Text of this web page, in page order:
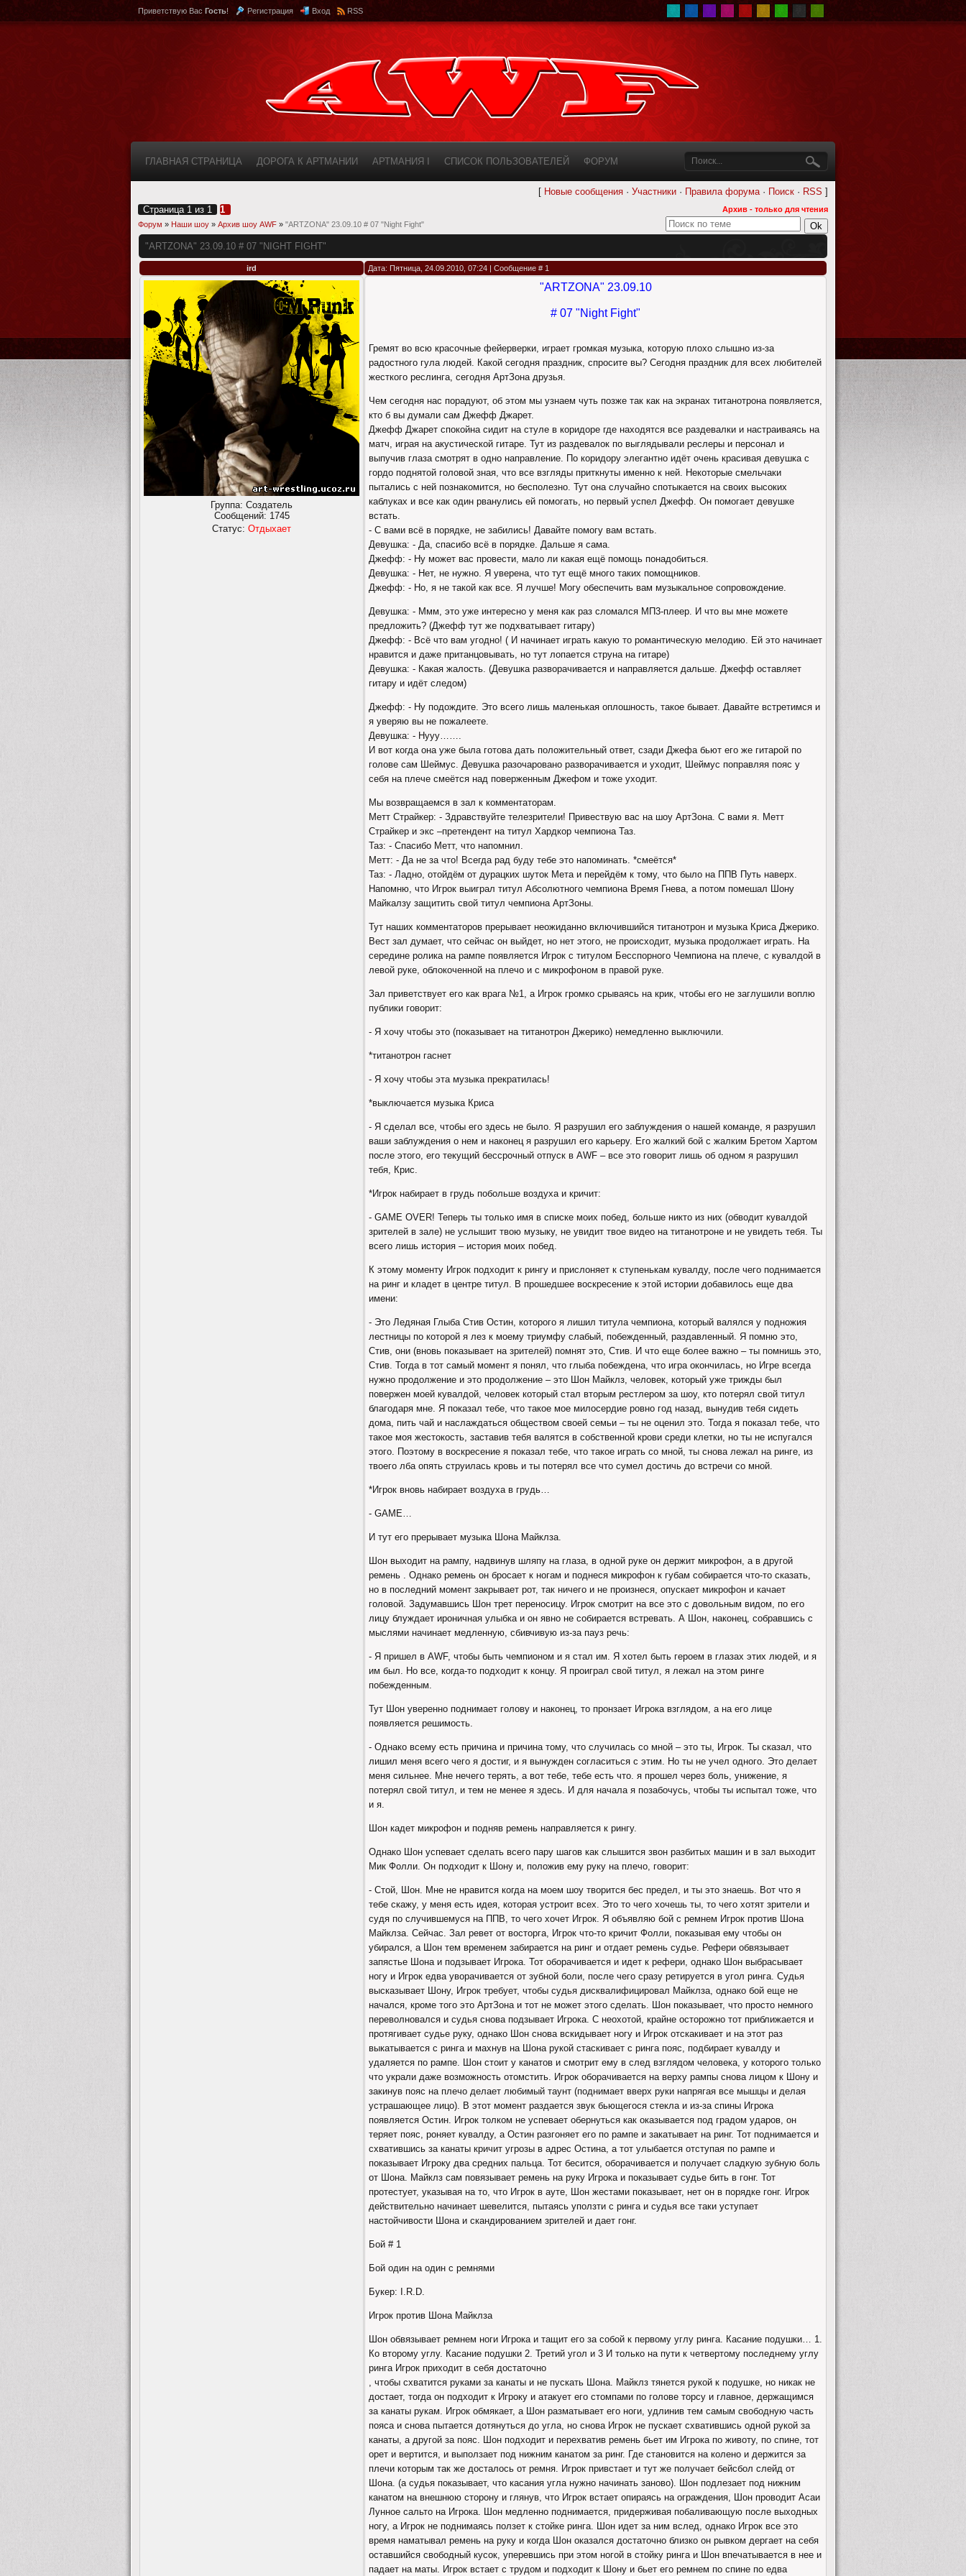
Приветствую Вас Гость! Регистрация Вход RSS
ГЛАВНАЯ СТРАНИЦА ДОРОГА К АРТМАНИИ АРТМАНИЯ I СПИСОК ПОЛЬЗОВАТЕЛЕЙ ФОРУМ
[ Новые сообщения · Участники · Правила форума· Поиск · RSS ]
Страница 1 из 1 1
Архив - только для чтения
Форум » Наши шоу » Архив шоу AWF » "АRТZONA" 23.09.10 # 07 "Night Fight"
"АRТZONA" 23.09.10 # 07 "NIGHT FIGHT"
ird Дата: Пятница, 24.09.2010, 07:24 | Сообщение # 1
Группа: Создатель
Сообщений: 1745
Статус: Отдыхает
"АRТZONA" 23.09.10
# 07 "Night Fight"
Гремят во всю красочные фейерверки, играет громкая музыка, которую плохо слышно из-за
радостного гула людей. Какой сегодня праздник, спросите вы? Сегодня праздник для всех любителей
жесткого реслинга, сегодня АртЗона друзья.
Чем сегодня нас порадуют, об этом мы узнаем чуть позже так как на экранах титанотрона появляется,
кто б вы думали сам Джефф Джарет.
Джефф Джарет спокойна сидит на стуле в коридоре где находятся все раздевалки и настраиваясь на
матч, играя на акустической гитаре. Тут из раздевалок по выглядывали реслеры и персонал и
выпучив глаза смотрят в одно направление. По коридору элегантно идёт очень красивая девушка с
гордо поднятой головой зная, что все взгляды приткнуты именно к ней. Некоторые смельчаки
пытались с ней познакомится, но бесполезно. Тут она случайно спотыкается на своих высоких
каблуках и все как один рванулись ей помогать, но первый успел Джефф. Он помогает девушке
встать.
- С вами всё в порядке, не забились! Давайте помогу вам встать.
Девушка: - Да, спасибо всё в порядке. Дальше я сама.
Джефф: - Ну может вас провести, мало ли какая ещё помощь понадобиться.
Девушка: - Нет, не нужно. Я уверена, что тут ещё много таких помощников.
Джефф: - Но, я не такой как все. Я лучше! Могу обеспечить вам музыкальное сопровождение.
Девушка: - Ммм, это уже интересно у меня как раз сломался МП3-плеер. И что вы мне можете
предложить? (Джефф тут же подхватывает гитару)
Джефф: - Всё что вам угодно! ( И начинает играть какую то романтическую мелодию. Ей это начинает
нравится и даже пританцовывать, но тут лопается струна на гитаре)
Девушка: - Какая жалость. (Девушка разворачивается и направляется дальше. Джефф оставляет
гитару и идёт следом)
Джефф: - Ну подождите. Это всего лишь маленькая оплошность, такое бывает. Давайте встретимся и
я уверяю вы не пожалеете.
Девушка: - Нууу…….
И вот когда она уже была готова дать положительный ответ, сзади Джефа бьют его же гитарой по
голове сам Шеймус. Девушка разочаровано разворачивается и уходит, Шеймус поправляя пояс у
себя на плече смеётся над поверженным Джефом и тоже уходит.
Мы возвращаемся в зал к комментаторам.
Метт Страйкер: - Здравствуйте телезрители! Привествую вас на шоу АртЗона. С вами я. Метт
Страйкер и экс –претендент на титул Хардкор чемпиона Таз.
Таз: - Спасибо Метт, что напомнил.
Метт: - Да не за что! Всегда рад буду тебе это напоминать. *смеётся*
Таз: - Ладно, отойдём от дурацких шуток Мета и перейдём к тому, что было на ППВ Путь наверх.
Напомню, что Игрок выиграл титул Абсолютного чемпиона Время Гнева, а потом помешал Шону
Майкалзу защитить свой титул чемпиона АртЗоны.
Тут наших комментаторов прерывает неожиданно включившийся титанотрон и музыка Криса Джерико.
Вест зал думает, что сейчас он выйдет, но нет этого, не происходит, музыка продолжает играть. На
середине ролика на рампе появляется Игрок с титулом Бесспорного Чемпиона на плече, с кувалдой в
левой руке, облокоченной на плечо и с микрофоном в правой руке.
Зал приветствует его как врага №1, а Игрок громко срываясь на крик, чтобы его не заглушили воплю
публики говорит:
- Я хочу чтобы это (показывает на титанотрон Джерико) немедленно выключили.
*титанотрон гаснет
- Я хочу чтобы эта музыка прекратилась!
*выключается музыка Криса
- Я сделал все, чтобы его здесь не было. Я разрушил его заблуждения о нашей команде, я разрушил
ваши заблуждения о нем и наконец я разрушил его карьеру. Его жалкий бой с жалким Бретом Хартом
после этого, его текущий бессрочный отпуск в AWF – все это говорит лишь об одном я разрушил
тебя, Крис.
*Игрок набирает в грудь побольше воздуха и кричит:
- GAME OVER! Теперь ты только имя в списке моих побед, больше никто из них (обводит кувалдой
зрителей в зале) не услышит твою музыку, не увидит твое видео на титанотроне и не увидеть тебя. Ты
всего лишь история – история моих побед.
К этому моменту Игрок подходит к рингу и прислоняет к ступенькам кувалду, после чего поднимается
на ринг и кладет в центре титул. В прошедшее воскресение к этой истории добавилось еще два
имени:
- Это Ледяная Глыба Стив Остин, которого я лишил титула чемпиона, который валялся у подножия
лестницы по которой я лез к моему триумфу слабый, побежденный, раздавленный. Я помню это,
Стив, они (вновь показывает на зрителей) помнят это, Стив. И что еще более важно – ты помнишь это,
Стив. Тогда в тот самый момент я понял, что глыба побеждена, что игра окончилась, но Игре всегда
нужно продолжение и это продолжение – это Шон Майклз, человек, который уже трижды был
повержен моей кувалдой, человек который стал вторым рестлером за шоу, кто потерял свой титул
благодаря мне. Я показал тебе, что такое мое милосердие ровно год назад, вынудив тебя сидеть
дома, пить чай и наслаждаться обществом своей семьи – ты не оценил это. Тогда я показал тебе, что
такое моя жестокость, заставив тебя валятся в собственной крови среди клетки, но ты не испугался
этого. Поэтому в воскресение я показал тебе, что такое играть со мной, ты снова лежал на ринге, из
твоего лба опять струилась кровь и ты потерял все что сумел достичь до встречи со мной.
*Игрок вновь набирает воздуха в грудь…
- GAME…
И тут его прерывает музыка Шона Майклза.
Шон выходит на рампу, надвинув шляпу на глаза, в одной руке он держит микрофон, а в другой
ремень . Однако ремень он бросает к ногам и поднеся микрофон к губам собирается что-то сказать,
но в последний момент закрывает рот, так ничего и не произнеся, опускает микрофон и качает
головой. Задумавшись Шон трет переносицу. Игрок смотрит на все это с довольным видом, по его
лицу блуждает ироничная улыбка и он явно не собирается встревать. А Шон, наконец, собравшись с
мыслями начинает медленную, сбивчивую из-за пауз речь:
- Я пришел в AWF, чтобы быть чемпионом и я стал им. Я хотел быть героем в глазах этих людей, и я
им был. Но все, когда-то подходит к концу. Я проиграл свой титул, я лежал на этом ринге
побежденным.
Тут Шон уверенно поднимает голову и наконец, то пронзает Игрока взглядом, а на его лице
появляется решимость.
- Однако всему есть причина и причина тому, что случилась со мной – это ты, Игрок. Ты сказал, что
лишил меня всего чего я достиг, и я вынужден согласиться с этим. Но ты не учел одного. Это делает
меня сильнее. Мне нечего терять, а вот тебе, тебе есть что. я прошел через боль, унижение, я
потерял свой титул, и тем не менее я здесь. И для начала я позабочусь, чтобы ты испытал тоже, что
и я.
Шон кадет микрофон и подняв ремень направляется к рингу.
Однако Шон успевает сделать всего пару шагов как слышится звон разбитых машин и в зал выходит
Мик Фолли. Он подходит к Шону и, положив ему руку на плечо, говорит:
- Стой, Шон. Мне не нравится когда на моем шоу творится бес предел, и ты это знаешь. Вот что я
тебе скажу, у меня есть идея, которая устроит всех. Это то чего хочешь ты, то чего хотят зрители и
судя по случившемуся на ППВ, то чего хочет Игрок. Я объявляю бой с ремнем Игрок против Шона
Майклза. Сейчас. Зал ревет от восторга, Игрок что-то кричит Фолли, показывая ему чтобы он
убирался, а Шон тем временем забирается на ринг и отдает ремень судье. Рефери обвязывает
запястье Шона и подзывает Игрока. Тот оборачивается и идет к рефери, однако Шон выбрасывает
ногу и Игрок едва уворачивается от зубной боли, после чего сразу ретируется в угол ринга. Судья
высказывает Шону, Игрок требует, чтобы судья дисквалифицировал Майклза, однако бой еще не
начался, кроме того это АртЗона и тот не может этого сделать. Шон показывает, что просто немного
переволновался и судья снова подзывает Игрока. С неохотой, крайне осторожно тот приближается и
протягивает судье руку, однако Шон снова вскидывает ногу и Игрок отскакивает и на этот раз
выкатывается с ринга и махнув на Шона рукой стаскивает с ринга пояс, подбирает кувалду и
удаляется по рампе. Шон стоит у канатов и смотрит ему в след взглядом человека, у которого только
что украли даже возможность отомстить. Игрок оборачивается на верху рампы снова лицом к Шону и
закинув пояс на плечо делает любимый таунт (поднимает вверх руки напрягая все мышцы и делая
устрашающее лицо). В этот момент раздается звук бьющегося стекла и из-за спины Игрока
появляется Остин. Игрок толком не успевает обернуться как оказывается под градом ударов, он
теряет пояс, роняет кувалду, а Остин разгоняет его по рампе и закатывает на ринг. Тот поднимается и
схватившись за канаты кричит угрозы в адрес Остина, а тот улыбается отступая по рампе и
показывает Игроку два средних пальца. Тот бесится, оборачивается и получает сладкую зубную боль
от Шона. Майклз сам повязывает ремень на руку Игрока и показывает судье бить в гонг. Тот
протестует, указывая на то, что Игрок в ауте, Шон жестами показывает, нет он в порядке гонг. Игрок
действительно начинает шевелится, пытаясь уползти с ринга и судья все таки уступает
настойчивости Шона и скандированием зрителей и дает гонг.
Бой # 1
Бой один на один с ремнями
Букер: I.R.D.
Игрок против Шона Майклза
Шон обвязывает ремнем ноги Игрока и тащит его за собой к первому углу ринга. Касание подушки… 1.
Ко второму углу. Касание подушки 2. Третий угол и 3 И только на пути к четвертому последнему углу
ринга Игрок приходит в себя достаточно
, чтобы схватится руками за канаты и не пускать Шона. Майклз тянется рукой к подушке, но никак не
достает, тогда он подходит к Игроку и атакует его стомпами по голове торсу и главное, держащимся
за канаты рукам. Игрок обмякает, а Шон разматывает его ноги, удлинив тем самым свободную часть
пояса и снова пытается дотянуться до угла, но снова Игрок не пускает схватившись одной рукой за
канаты, а другой за пояс. Шон подходит и перехватив ремень бьет им Игрока по животу, по спине, тот
орет и вертится, и выползает под нижним канатом за ринг. Где становится на колено и держится за
плечи которым так же досталось от ремня. Игрок привстает и тут же получает бейсбол слейд от
Шона. (а судья показывает, что касания угла нужно начинать заново). Шон подлезает под нижним
канатом на внешнюю сторону и глянув, что Игрок встает опираясь на ограждения, Шон проводит Асаи
Лунное сальто на Игрока. Шон медленно поднимается, придерживая побаливающую после выходных
ногу, а Игрок не поднимаясь ползет к стойке ринга. Шон идет за ним вслед, однако Игрок все это
время наматывал ремень на руку и когда Шон оказался достаточно близко он рывком дергает на себя
оставшийся свободный кусок, уперевшись при этом ногой в стойку ринга и Шон впечатывается в нее и
падает на маты. Игрок встает с трудом и подходит к Шону и бьет его ремнем по спине по едва